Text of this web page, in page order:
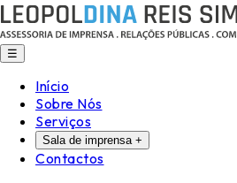
☰
Início
Sobre Nós
Serviços
Sala de imprensa +
Contactos